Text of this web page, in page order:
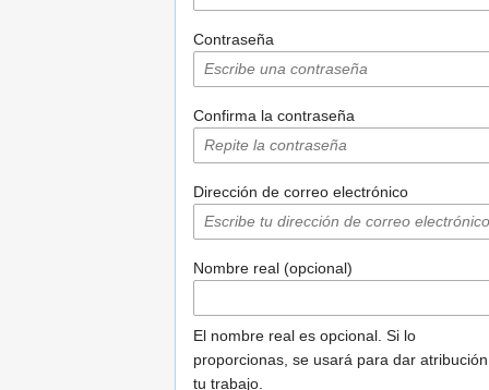
Contraseña
Confirma la contraseña
Dirección de correo electrónico
Nombre real (opcional)
El nombre real es opcional. Si lo
proporcionas, se usará para dar
tu trabajo.